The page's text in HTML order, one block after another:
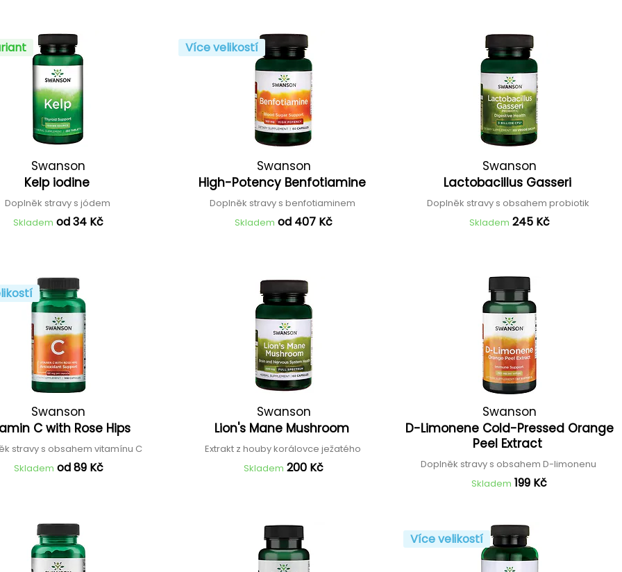
Swanson
Kelp iodine
Doplněk stravy s jódem
Skladem od 34 Kč
Více velikostí
Swanson
High-Potency Benfotiamine
Doplněk stravy s benfotiaminem
Skladem od 407 Kč
Swanson
Lactobacillus Gasseri
Doplněk stravy s obsahem probiotik
Skladem 245 Kč
Swanson
C with Rose Hips
stravy s obsahem vitamínu C
Skladem od 89 Kč
Swanson
Lion's Mane Mushroom
Extrakt z houby korálovce ježatého
Skladem 200 Kč
Swanson
D-Limonene Cold-Pressed Orange
Peel Extract
Doplněk stravy s obsahem D-limonenu
Skladem 199 Kč
Více velikostí